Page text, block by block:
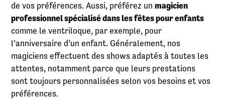
de vos préférences. Aussi, préférez unmagicien
professionnel spécialisé dans les fêtes pour enfants
comme le ventriloque, par exemple, pour
l’anniversaire d’un enfant. Généralement, nos
magiciens effectuent des shows adaptés à toutes les
attentes, notamment parce que leurs prestations
sont toujours personnalisées selon vos besoins et vos
préférences.